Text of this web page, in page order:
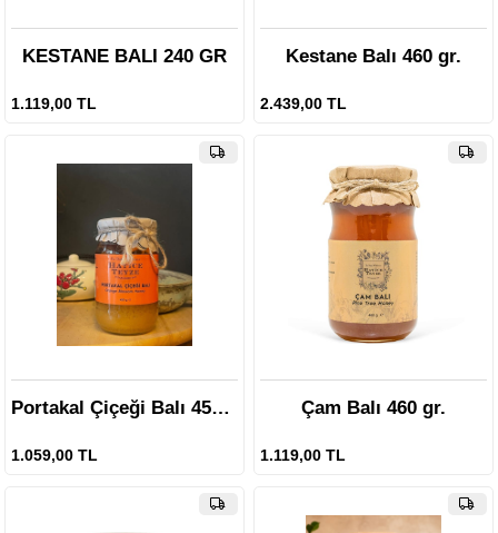
KESTANE BALI 240 GR
1.119,00 TL
Kestane Balı 460 gr.
2.439,00 TL
Portakal Çiçeği Balı 450 gr
1.059,00 TL
Çam Balı 460 gr.
1.119,00 TL